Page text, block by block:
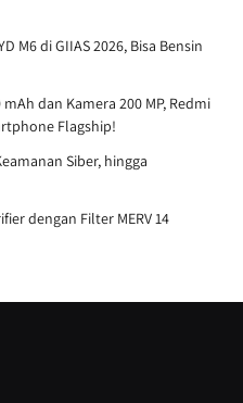
M6 di GIIAS 2026, Bisa Bensin
dan Kamera 200 MP, Redmi
Flagship!
Siber, hingga
dengan Filter MERV 14